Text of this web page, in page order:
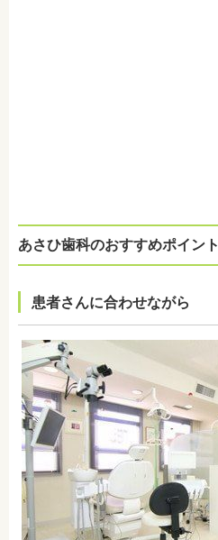
あさひ歯科のおすすめポイント
患者さんに合わせながら